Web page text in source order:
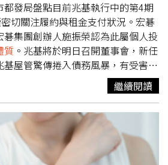
也持續受極端高溫影響，英國自5月
年夏天成為當地有紀錄以來最炎熱
面臨極端氣候帶來的挑戰。
都發局盤點目前兆基執行中的第4期
切關注履約與租金支付狀況。宏碁
集團創辦人施振榮認為此屬個人投
質 。兆基將於明日召開董事會，新任
屋管驚傳捲入債務風暴，有受害房
代管，卻被引導投資趙姬、寄居蟹公
北、中、南。對此，兆基屋管昨天發
事長李建成已於7月29日辭去公司
務、資金獨立運作，客戶權益不受影
基屋管執行的北市包租代管第4期計
。為確保弱勢租屋服務不中斷並維護
繼續閱讀